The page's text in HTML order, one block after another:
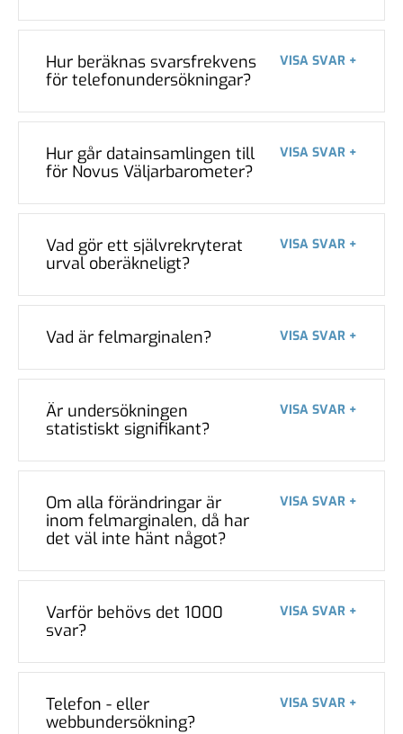
VISA SVAR +
Hur beräknas svarsfrekvens
för telefonundersökningar?
VISA SVAR +
Hur går datainsamlingen till
för Novus Väljarbarometer?
VISA SVAR +
Vad gör ett självrekryterat
urval oberäkneligt?
VISA SVAR +
Vad är felmarginalen?
VISA SVAR +
Är undersökningen
statistiskt signifikant?
VISA SVAR +
Om alla förändringar är
inom felmarginalen, då har
det väl inte hänt något?
VISA SVAR +
Varför behövs det 1000
svar?
VISA SVAR +
Telefon - eller
webbundersökning?